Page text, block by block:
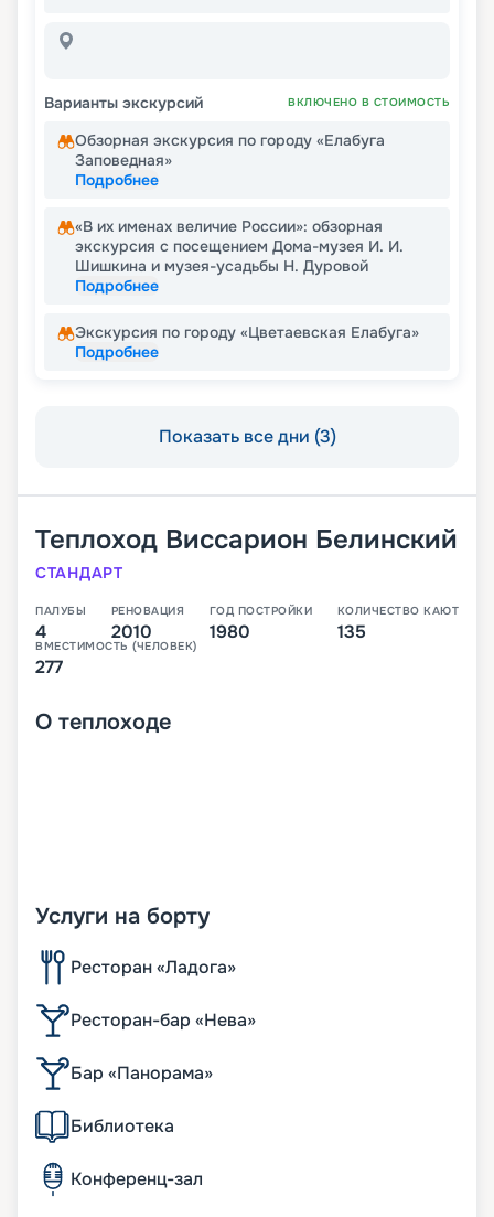
Варианты экскурсий ВКЛЮЧЕНО В СТОИМОСТЬ
Обзорная экскурсия по городу «Елабуга
Заповедная»
Подробнее
«В их именах величие России»: обзорная
экскурсия с посещением Дома-музея И. И.
Шишкина и музея-усадьбы Н. Дуровой
Подробнее
Экскурсия по городу «Цветаевская Елабуга»
Подробнее
Показать все дни (3)
Теплоход Виссарион Белинский
СТАНДАРТ
ПАЛУБЫ
4
РЕНОВАЦИЯ
2010
ГОД ПОСТРОЙКИ
1980
КОЛИЧЕСТВО КАЮТ
135
ВМЕСТИМОСТЬ (ЧЕЛОВЕК)
277
О теплоходе
Услуги на борту
Ресторан «Ладога»
Ресторан-бар «Нева»
Бар «Панорама»
Библиотека
Конференц-зал